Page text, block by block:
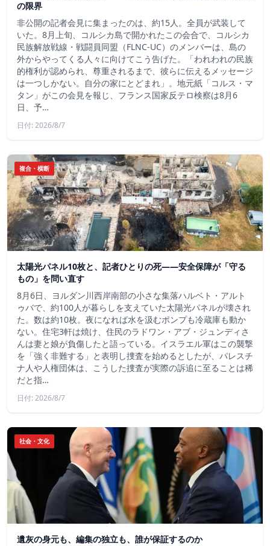
の限界
非公開の記者会見に集まったのは、約15人。全員が武装して
いた。8月上旬、コルシカ島で開かれたこの会合で、コルシカ
民族解放戦線・戦闘員同盟（FLNC-UC）のメンバーは、島の
外からやってくる人々に向けてこう告げた。「われわれの民族
的権利が認められ、尊重されるまで、彼らに伝えるメッセージ
は一つしかない。自分の家にとどまれ」。地元紙「コルス・マ
タン」がこの会見を報じ、フランス国家反テロ検察は8月6
日、予…
日付: 2026/8/7
複合・横断
太陽光パネル10枚と、記者ひとりの死——安全保障が「守る
もの」を問い直す
8月6日、ヨルダン川西岸南部の小さな集落ハルベト・アルト
ゥバで、約100人が暮らしを支えていた太陽光パネルが壊され
た。数は約10枚。夜になれば水を汲むポンプも冷蔵庫も動か
ない。住宅3軒は焼け、住民のラドワン・アブ・ジュンディさ
んは妻と娘が負傷したと語っている。イスラエル軍はこの襲撃
を「強く非難する」と表明し捜査を始めるとしたが、パレスチ
ナ人や人権団体は、こうした捜査が実際の訴追に至ることは稀
だと指…
日付: 2026/8/7
社会・文化
遺灰の身元も、編集の独立も、誰が保証するのか